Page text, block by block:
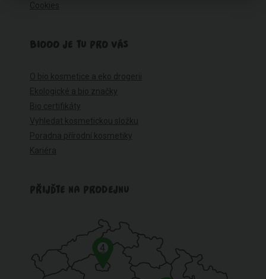
Cookies
BIOOO JE TU PRO VÁS
O bio kosmetice a eko drogerii
Ekologické a bio značky
Bio certifikáty
Vyhledat kosmetickou složku
Poradna přírodní kosmetiky
Kariéra
PŘIJĎTE NA PRODEJNU
4